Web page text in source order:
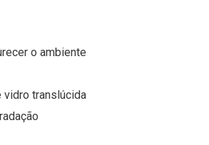
o ambiente
vidro translúcida